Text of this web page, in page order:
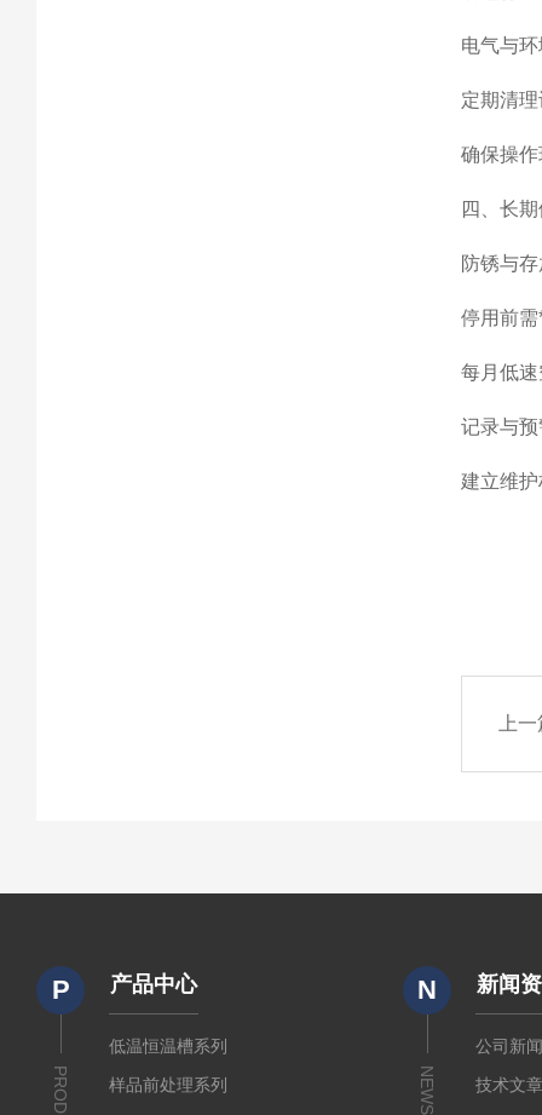
电气与
定期清
确保操
四、长
防锈与
停用前需
每月低
记录与预
建立维
上
P 产品中心
低温恒温槽系列
样品前处理系列
N
NEWS
新闻
公司新
技术文